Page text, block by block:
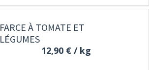
FARCE À TOMATE ET
LÉGUMES
12,90 € / kg